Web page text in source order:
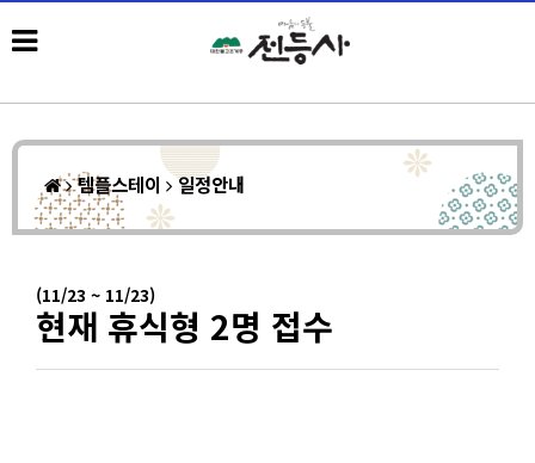
템플스테이 일정안내
(11/23 ~ 11/23)
현재 휴식형 2명 접수